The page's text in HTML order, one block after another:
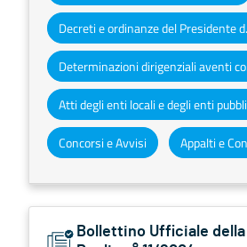
Concorsi e Avvisi Appalti e
Bollettino Ufficiale della